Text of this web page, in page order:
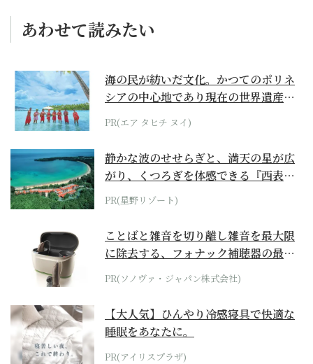
あわせて読みたい
海の民が紡いだ文化。かつてのポリネ
シアの中心地であり現在の世界遺産か
らみえてくる...
PR(エア タヒチ ヌイ)
静かな波のせせらぎと、満天の星が広
がり、くつろぎを体感できる『西表島
ホテル by...
PR(星野リゾート)
ことばと雑音を切り離し雑音を最大限
に除去する、フォナック補聴器の最上
位モデル
PR(ソノヴァ・ジャパン株式会社)
【大人気】ひんやり冷感寝具で快適な
睡眠をあなたに。
PR(アイリスプラザ)